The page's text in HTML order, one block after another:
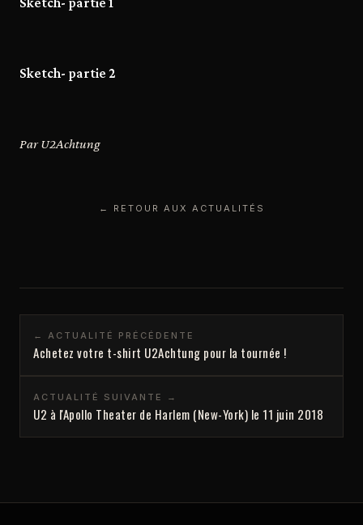
Sketch- partie 2
Par U2Achtung
← RETOUR AUX ACTUALITÉS
← ACTUALITÉ PRÉCÉDENTE
Achetez votre t-shirt U2Achtung pour la tournée !
ACTUALITÉ SUIVANTE →
U2 à l'Apollo Theater de Harlem (New-York) le 11 juin 2018